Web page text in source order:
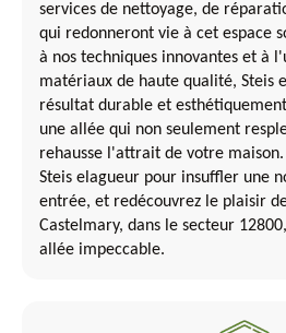
services de nettoyage, de
qui redonneront vie à cet espace
à nos techniques innovantes et à
matériaux de haute qualité, Steis
résultat durable et
une allée qui non seulement
rehausse l'attrait de votre maison.
Steis elagueur pour insuffler une
entrée, et redécouvrez le plaisir
Castelmary, dans le secteur
allée impeccable.